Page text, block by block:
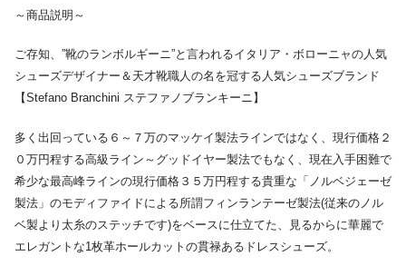
～商品説明～
ご存知、”靴のランボルギーニ”と言われるイタリア・ボローニャの人気
シューズデザイナー＆天才靴職人の名を冠する人気シューズブランド
【Stefano Branchini ステファノブランキーニ】
多く出回っている６～７万のマッケイ製法ラインではなく、現行価格２
０万円程する高級ライン～グッドイヤー製法でもなく、現在入手困難で
希少な最高峰ラインの現行価格３５万円程する貴重な「ノルベジェーゼ
製法」のモディファイドによる所謂フィンランテーゼ製法(従来のノル
ベ製より太糸のステッチです)をベースに仕立てた、見るからに華麗で
エレガントな1枚革ホールカットの貫禄あるドレスシューズ。